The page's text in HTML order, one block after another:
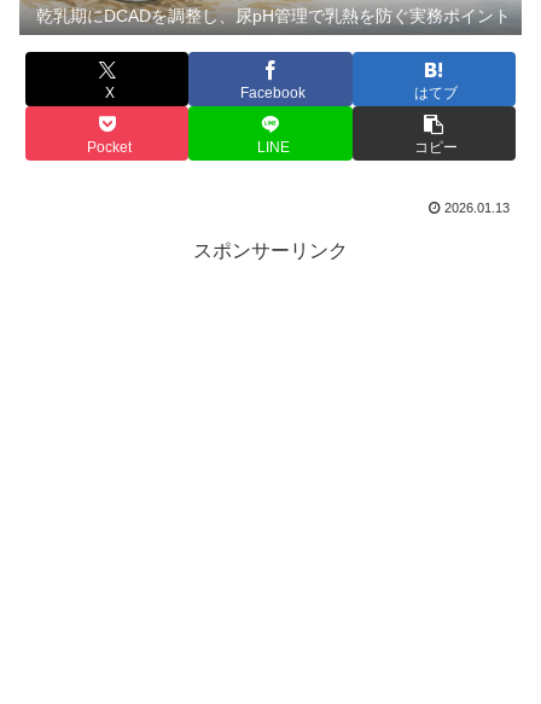
乾乳期にDCADを調整し、尿pH管理で乳熱を防ぐ実務ポイント
X Facebook はてブ
Pocket LINE コピー
2026.01.13
スポンサーリンク